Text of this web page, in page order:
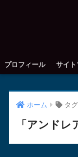
プロフィール サイ
ホーム タグ
「アンドレ